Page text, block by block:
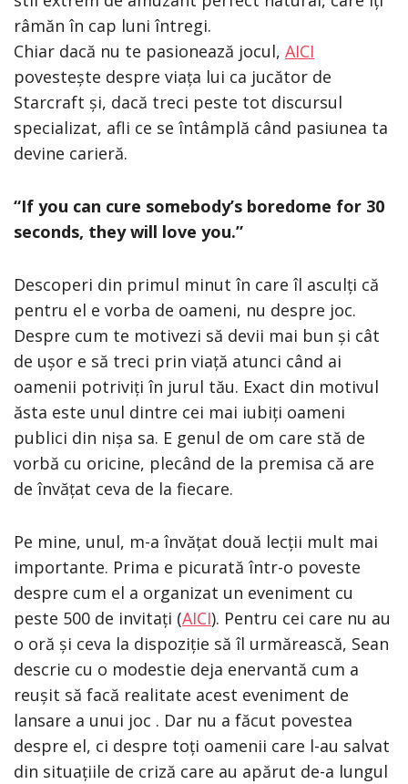
râmăn în cap luni întregi.
Chiar dacă nu te pasionează jocul, AICI
povestește despre viața lui ca jucător de
Starcraft și, dacă treci peste tot discursul
specializat, afli ce se întâmplă când pasiunea ta
devine carieră.
“If you can cure somebody’s boredome for 30
seconds, they will love you.”
Descoperi din primul minut în care îl asculți că
pentru el e vorba de oameni, nu despre joc.
Despre cum te motivezi să devii mai bun și cât
de ușor e să treci prin viață atunci când ai
oamenii potriviți în jurul tău. Exact din motivul
ăsta este unul dintre cei mai iubiți oameni
publici din nișa sa. E genul de om care stă de
vorbă cu oricine, plecând de la premisa că are
de învățat ceva de la fiecare.
Pe mine, unul, m-a învățat două lecții mult mai
importante. Prima e picurată într-o poveste
despre cum el a organizat un eveniment cu
peste 500 de invitați (AICI). Pentru cei care nu au
o oră și ceva la dispoziție să îl urmărească, Sean
descrie cu o modestie deja enervantă cum a
reușit să facă realitate acest eveniment de
lansare a unui joc . Dar nu a făcut povestea
despre el, ci despre toți oamenii care l-au salvat
din situațiile de criză care au apărut de-a lungul